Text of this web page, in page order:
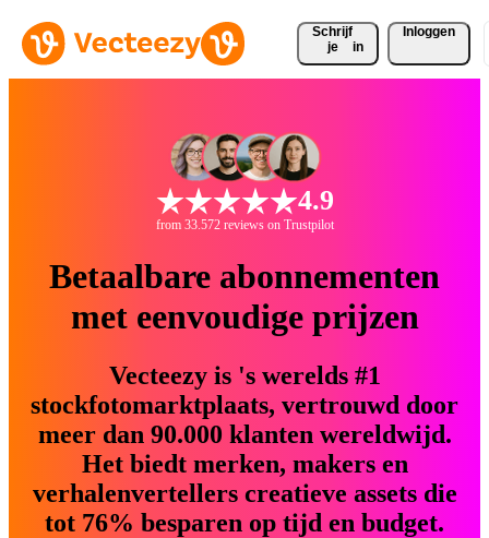
Schrijf
je
in
Inloggen
4.9
from 33.572 reviews on Trustpilot
Betaalbare abonnementen
met eenvoudige prijzen
Vecteezy is 's werelds #1
stockfotomarktplaats, vertrouwd door
meer dan 90.000 klanten wereldwijd.
Het biedt merken, makers en
verhalenvertellers creatieve assets die
tot 76% besparen op tijd en budget.